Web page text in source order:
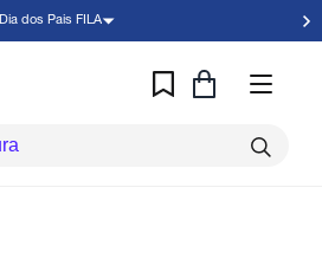
Dia dos Pais FILA